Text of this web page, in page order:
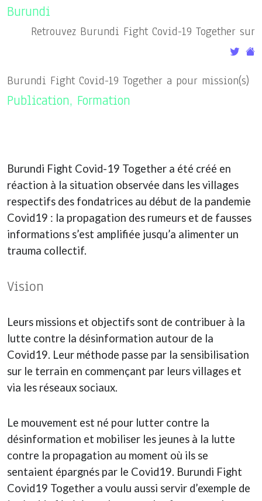
Burundi
Retrouvez Burundi Fight Covid-19 Together sur
Burundi Fight Covid-19 Together a pour mission(s)
Publication, Formation
Burundi Fight Covid-19 Together a été créé en
réaction à la situation observée dans les villages
respectifs des fondatrices au début de la pandemie
Covid19 : la propagation des rumeurs et de fausses
informations s’est amplifiée jusqu’a alimenter un
trauma collectif.
Vision
Leurs missions et objectifs sont de contribuer à la
lutte contre la désinformation autour de la
Covid19. Leur méthode passe par la sensibilisation
sur le terrain en commençant par leurs villages et
via les réseaux sociaux.
Le mouvement est né pour lutter contre la
désinformation et mobiliser les jeunes à la lutte
contre la propagation au moment où ils se
sentaient épargnés par le Covid19. Burundi Fight
Covid19 Together a voulu aussi servir d’exemple de